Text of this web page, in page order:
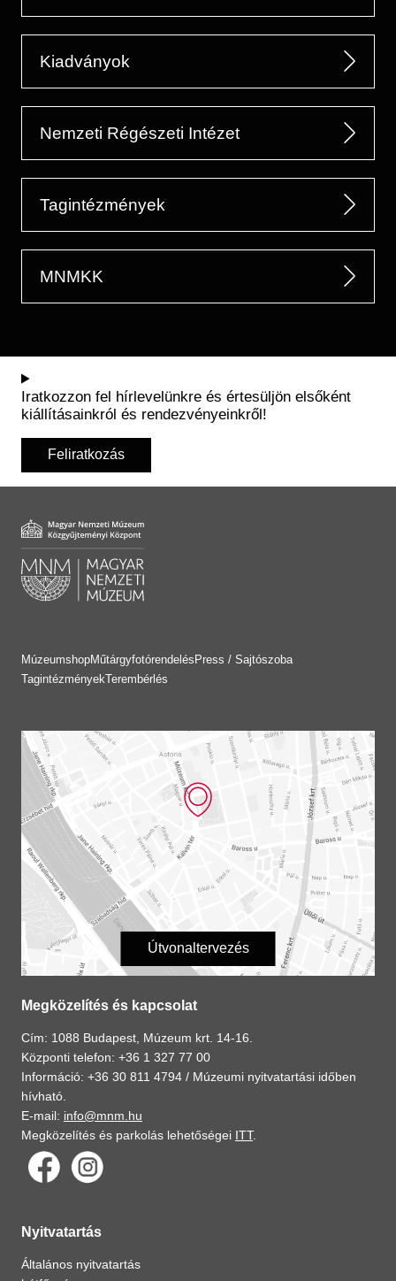
Kiadványok
Nemzeti Régészeti Intézet
Tagintézmények
MNMKK
Iratkozzon fel hírlevelünkre és értesüljön elsőként
kiállításainkról és rendezvényeinkről!
Feliratkozás
MúzeumshopMűtárgyfotórendelésPress / Sajtószoba
TagintézményekTerembérlés
Útvonaltervezés
Megközelítés és kapcsolat
Cím: 1088 Budapest, Múzeum krt. 14-16.
Központi telefon: +36 1 327 77 00
Információ: +36 30 811 4794 / Múzeumi nyitvatartási időben
hívható.
E-mail: info@mnm.hu
Megközelítés és parkolás lehetőségei ITT.
Nyitvatartás
Általános nyitvatartás